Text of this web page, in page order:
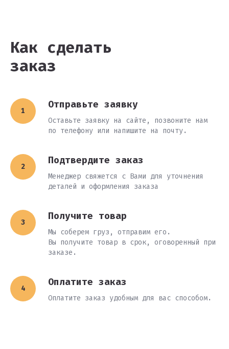
Как сделать
заказ
Отправьте заявку
Оставьте заявку на сайте, позвоните нам
по телефону или напишите на почту.
Подтвердите заказ
Менеджер свяжется с Вами для уточнения
деталей и оформления заказа
Получите товар
Мы соберем груз, отправим его.
Вы получите товар в срок, оговоренный при
заказе.
Оплатите заказ
Оплатите заказ удобным для вас способом.